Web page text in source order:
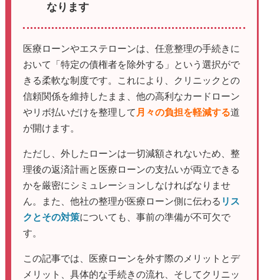
なります
医療ローンやエステローンは、任意整理の手続きに
おいて「特定の債権者を除外する」という選択がで
きる柔軟な制度です。これにより、クリニックとの
信頼関係を維持したまま、他の高利なカードローン
やリボ払いだけを整理して 月々の負担を軽減する道
が開けます。
ただし、外したローンは一切減額されないため、整
理後の返済計画と医療ローンの支払いが両立できる
かを厳密にシミュレーションしなければなりませ
ん。また、他社の整理が医療ローン側に伝わる リス
クとその対策についても、事前の準備が不可欠で
す。
この記事では、医療ローンを外す際のメリットとデ
メリット、具体的な手続きの流れ、そしてクリニッ